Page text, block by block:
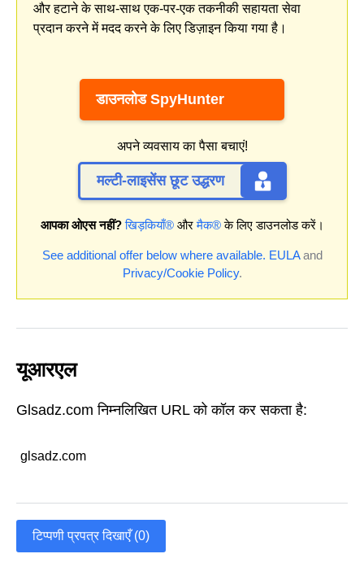
और हटाने के साथ-साथ एक-पर-एक तकनीकी सहायता सेवा
प्रदान करने में मदद करने के लिए डिज़ाइन किया गया है।
डाउनलोड SpyHunter
अपने व्यवसाय का पैसा बचाएं!
मल्टी-लाइसेंस छूट उद्धरण
आपका ओएस नहीं? खिड़कियाँ®औरमैक®के लिए डाउनलोड करें।
See additional offer below where available. EULAand
Privacy/Cookie Policy.
यूआरएल
Glsadz.com निम्नलिखित URL को कॉल कर सकता है:
glsadz.com
टिप्पणी प्रपत्र दिखाएँ (0)